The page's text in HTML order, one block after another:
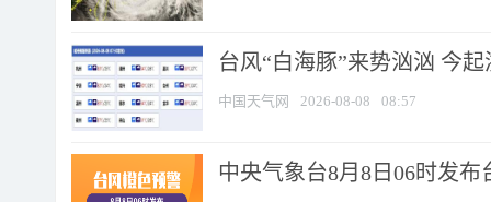
台风“白海豚”来势汹汹 今
中国天气网 2026-08-08 08:57
中央气象台8月8日06时发布